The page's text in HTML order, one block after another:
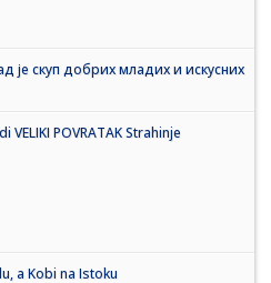
је скуп добрих младих и искусних
VELIKI POVRATAK Strahinje
a Kobi na Istoku